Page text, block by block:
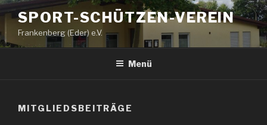
Zum
Inhalt
springen
SPORT-SCHÜTZEN-VEREIN
Frankenberg (Eder) e.V.
Menü
MITGLIEDSBEITRÄGE